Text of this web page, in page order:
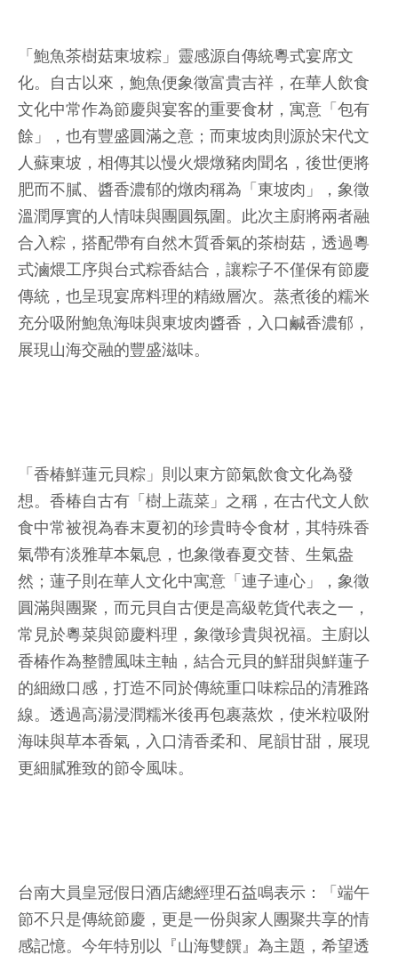
「鮑魚茶樹菇東坡粽」靈感源自傳統粵式宴席文
化。自古以來，鮑魚便象徵富貴吉祥，在華人飲食
文化中常作為節慶與宴客的重要食材，寓意「包有
餘」，也有豐盛圓滿之意；而東坡肉則源於宋代文
人蘇東坡，相傳其以慢火煨燉豬肉聞名，後世便將
肥而不膩、醬香濃郁的燉肉稱為「東坡肉」，象徵
溫潤厚實的人情味與團圓氛圍。此次主廚將兩者融
合入粽，搭配帶有自然木質香氣的茶樹菇，透過粵
式滷煨工序與台式粽香結合，讓粽子不僅保有節慶
傳統，也呈現宴席料理的精緻層次。蒸煮後的糯米
充分吸附鮑魚海味與東坡肉醬香，入口鹹香濃郁，
展現山海交融的豐盛滋味。
「香椿鮮蓮元貝粽」則以東方節氣飲食文化為發
想。香椿自古有「樹上蔬菜」之稱，在古代文人飲
食中常被視為春末夏初的珍貴時令食材，其特殊香
氣帶有淡雅草本氣息，也象徵春夏交替、生氣盎
然；蓮子則在華人文化中寓意「連子連心」，象徵
圓滿與團聚，而元貝自古便是高級乾貨代表之一，
常見於粵菜與節慶料理，象徵珍貴與祝福。主廚以
香椿作為整體風味主軸，結合元貝的鮮甜與鮮蓮子
的細緻口感，打造不同於傳統重口味粽品的清雅路
線。透過高湯浸潤糯米後再包裹蒸炊，使米粒吸附
海味與草本香氣，入口清香柔和、尾韻甘甜，展現
更細膩雅致的節令風味。
台南大員皇冠假日酒店總經理石益鳴表示：「端午
節不只是傳統節慶，更是一份與家人團聚共享的情
感記憶。今年特別以『山海雙饌』為主題，希望透